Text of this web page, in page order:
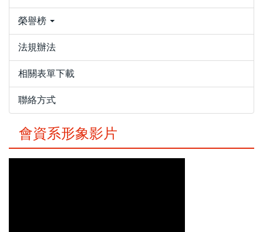
榮譽榜
法規辦法
相關表單下載
聯絡方式
會資系形象影片